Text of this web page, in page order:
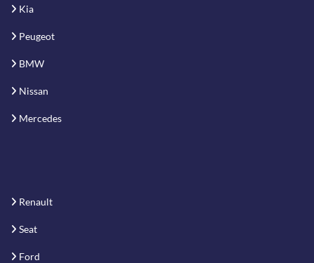
Kia
Peugeot
BMW
Nissan
Mercedes
Renault
Seat
Ford